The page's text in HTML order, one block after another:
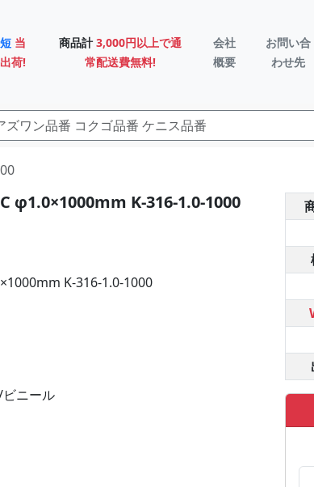
当
荷!
商品計 3,000円以上で通
常配送費無料!
会社
概要
お問い合
わせ先
φ1.0×1000mm K-316-1.0-1000
K-316-1.0-1000
ニール